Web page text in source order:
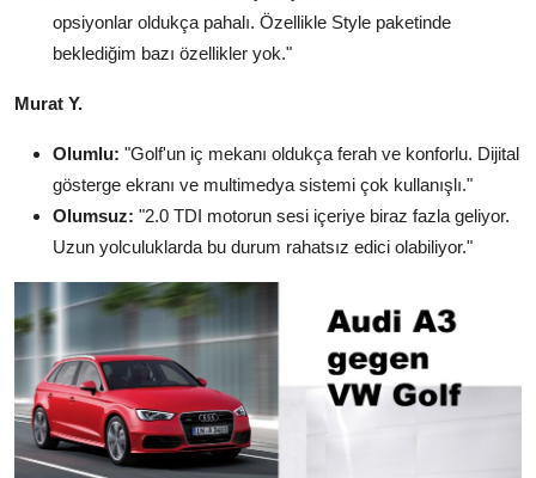
opsiyonlar oldukça pahalı. Özellikle Style paketinde
beklediğim bazı özellikler yok."
Murat Y.
Olumlu: "Golf'un iç mekanı oldukça ferah ve konforlu. Dijital
gösterge ekranı ve multimedya sistemi çok kullanışlı."
Olumsuz: "2.0 TDI motorun sesi içeriye biraz fazla geliyor.
Uzun yolculuklarda bu durum rahatsız edici olabiliyor."